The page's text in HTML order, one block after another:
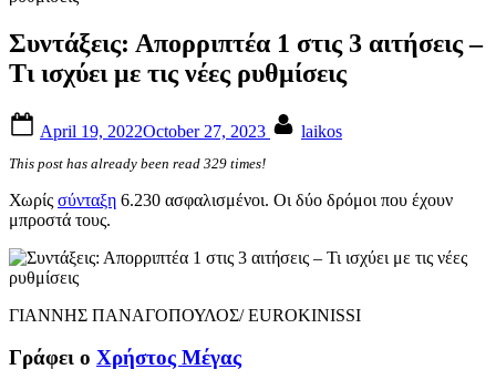
Συντάξεις: Απορριπτέα 1 στις 3 αιτήσεις –
Τι ισχύει με τις νέες ρυθμίσεις
on
April 19, 2022October 27, 2023 laikos
This post has already been read 329 times!
Χωρίς σύνταξη 6.230 ασφαλισμένοι. Οι δύο δρόμοι που έχουν
μπροστά τους.
ΓΙΑΝΝΗΣ ΠΑΝΑΓΟΠΟΥΛΟΣ/ EUROKINISSI
Γράφει ο Χρήστος Μέγας